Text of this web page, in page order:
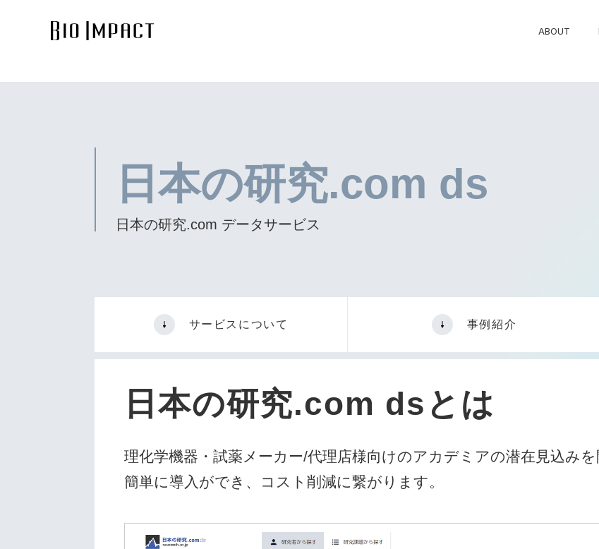
ABOUT
日本の研究.com ds
日本の研究.com データサービス
サービスについて 事例紹介
日本の研究.com dsとは
理化学機器・試薬メーカー/代理店様向けのアカデミアの潜在見込み
簡単に導入ができ、コスト削減に繋がります。